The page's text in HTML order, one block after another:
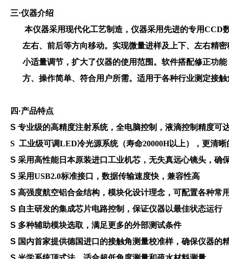
三·仪器介绍
本仪器采用现代化工艺制造，仪器采用先进的专用CCD
左右、前后等方向移动。实现微量进样及上下、左右精
小适量调节，扩大了仪器的使用范围。软件搭配修正功
方、操作简单、符合用户所需。适用于各种行业测定接
四·产品特点
S 专业级的高精度注射系统，全电脑控制，液滴控制精度可
S 工业级可调LED冷光源系统（寿命20000H以上），更清
S 采用高性能日本原装进口工业机芯，无失真远心镜头，确
S 采用USB2.0标准接口，数据传输速度快，兼容性高
S 高强度航空铝合金结构，模块化设计理念，可配置各种常
S 自主研发的集成芯片电路控制，保证仪器以最佳状态运行
S 多种辅助模块选取，满足更多的外部测试条件
S 国内首家提供德国进口的接触角测量校准样，确保仪器的